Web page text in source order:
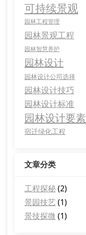
可持续景观
园林工程管理
园林景观工程
园林智慧养护
园林设计
园林设计公司选择
园林设计技巧
园林设计标准
园林设计要素
宿迁绿化工程
文章分类
工程探秘(2)
景园技艺(1)
景技探微 (1)